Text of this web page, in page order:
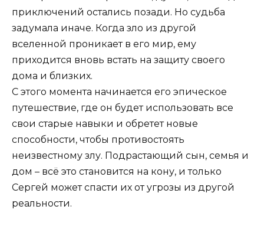
приключений остались позади. Но судьба
задумала иначе. Когда зло из другой
вселенной проникает в его мир, ему
приходится вновь встать на защиту своего
дома и близких.
С этого момента начинается его эпическое
путешествие, где он будет использовать все
свои старые навыки и обретет новые
способности, чтобы противостоять
неизвестному злу. Подрастающий сын, семья и
дом – всё это становится на кону, и только
Сергей может спасти их от угрозы из другой
реальности.